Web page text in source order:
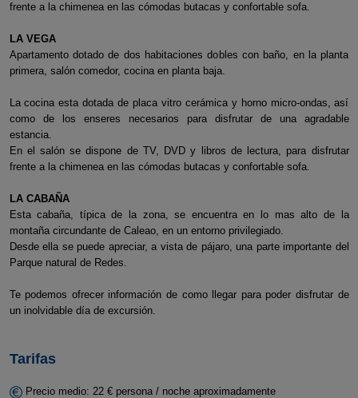
frente a la chimenea en las cómodas butacas y confortable sofa.
LA VEGA
Apartamento dotado de dos habitaciones dobles con baño, en la planta
primera, salón comedor, cocina en planta baja.
La cocina esta dotada de placa vitro cerámica y horno micro-ondas, así
como de los enseres necesarios para disfrutar de una agradable
estancia.
En el salón se dispone de TV, DVD y libros de lectura, para disfrutar
frente a la chimenea en las cómodas butacas y confortable sofa.
LA CABAÑA
Esta cabaña, típica de la zona, se encuentra en lo mas alto de la
montaña circundante de Caleao, en un entorno privilegiado.
Desde ella se puede apreciar, a vista de pájaro, una parte importante del
Parque natural de Redes.
Te podemos ofrecer información de como llegar para poder disfrutar de
un inolvidable día de excursión.
Tarifas
Precio medio: 22 € persona / noche aproximadamente